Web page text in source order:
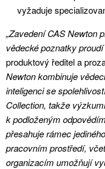
vyžaduje
„Zavedení CAS Newton
vědecké poznatky
produktový ředitel a
Newton kombinuje
inteligenci se
Collection, takže
k podloženým
přesahuje rámec
pracovním prostředí,
organizacím umožňují